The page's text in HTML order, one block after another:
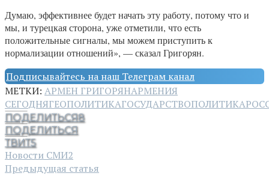
Думаю, эффективнее будет начать эту работу, потому что и
мы, и турецкая сторона, уже отметили, что есть
положительные сигналы, мы можем приступить к
нормализации отношений», — сказал Григорян.
Подписывайтесь на наш Телеграм канал
МЕТКИ: АРМЕН ГРИГОРЯНАРМЕНИЯ
СЕГОДНЯГЕОПОЛИТИКАГОСУДАРСТВОПОЛИТИКА
ПОДЕЛИТЬСЯ8
ПОДЕЛИТЬСЯ
ТВИТ5
Новости СМИ2
Предыдущая статья